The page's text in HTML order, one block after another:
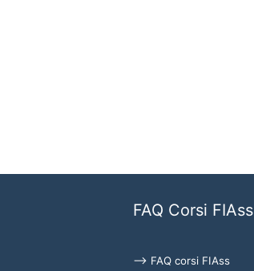
FAQ Corsi FIAss
⟶ FAQ corsi FIAss